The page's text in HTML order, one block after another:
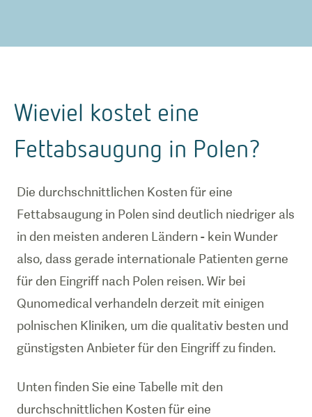
Wieviel kostet eine
Fettabsaugung in Polen?
Die durchschnittlichen Kosten für eine
Fettabsaugung in Polen sind deutlich niedriger als
in den meisten anderen Ländern - kein Wunder
also, dass gerade internationale Patienten gerne
für den Eingriff nach Polen reisen. Wir bei
Qunomedical verhandeln derzeit mit einigen
polnischen Kliniken, um die qualitativ besten und
günstigsten Anbieter für den Eingriff zu finden.
Unten finden Sie eine Tabelle mit den
durchschnittlichen Kosten für eine